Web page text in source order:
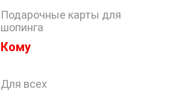
Подарочные карты для
шопинга
Кому
Для всех